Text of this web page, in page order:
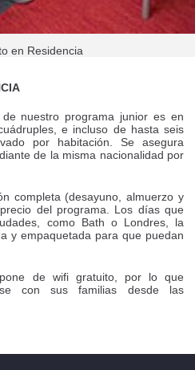
en Residencia
nuestro programa junior es en
e incluso de hasta seis
por habitación. Se asegura
de la misma nacionalidad por
completa (desayuno, almuerzo y
del programa. Los días que
como Bath o Londres, la
y empaquetada para que puedan
de wifi gratuito, por lo que
con sus familias desde las